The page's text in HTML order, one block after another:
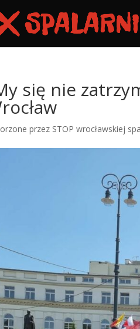
się nie
przez STOP wrocławskiej